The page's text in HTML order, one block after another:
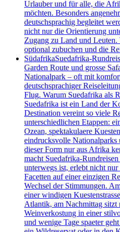
Urlauber und für alle, die
möchten. Besonders
deutschsprachig begleitet
nicht nur die Orientierung
Zugang zu Land und
optional zubuchen und die
SüdafrikaSuedafrika-
Garden Route und grosse
Nationalpark – oft mit
deutschsprachiger
Flug. Warum Suedafrika als
Suedafrika ist ein Land der
Destination vereint so viele
unterschiedlichen Etappen:
Ozean, spektakulaere
eindrucksvolle
dieser Form nur aus Afrika
macht Suedafrika-
unterwegs ist, erlebt nicht
Facetten auf einer einzigen
Wechsel der Stimmungen.
einer windigen
Atlantik, am Nachmittag sitzt
Weinverkostung in einer
und wenige Tage spaeter